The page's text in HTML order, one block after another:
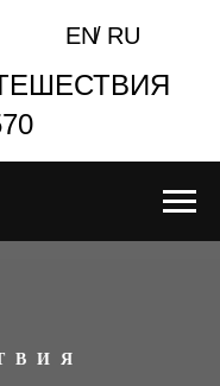
EN RU
/
В И Я